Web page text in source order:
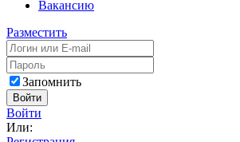
Вакансию
Разместить
Запомнить
Войти
Войти
Или: